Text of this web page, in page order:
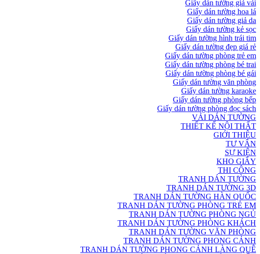
Giấy dán tường giả vải
Giấy dán tường hoa lá
Giấy dán tường giả da
Giấy dán tường kẻ sọc
Giấy dán tường hình trái tim
Giấy dán tường đẹp giá rẻ
Giấy dán tường phòng trẻ em
Giấy dán tường phòng bé trai
Giấy dán tường phòng bé gái
Giấy dán tường văn phòng
Giấy dán tường karaoke
Giấy dán tường phòng bếp
Giấy dán tường phòng đọc sách
VẢI DÁN TƯỜNG
THIẾT KẾ NỘI THẤT
GIỚI THIỆU
TƯ VẤN
SỰ KIỆN
KHO GIẤY
THI CÔNG
TRANH DÁN TƯỜNG
TRANH DÁN TƯỜNG 3D
TRANH DÁN TƯỜNG HÀN QUỐC
TRANH DÁN TƯỜNG PHÒNG TRẺ EM
TRANH DÁN TƯỜNG PHÒNG NGỦ
TRANH DÁN TƯỜNG PHÒNG KHÁCH
TRANH DÁN TƯỜNG VĂN PHÒNG
TRANH DÁN TƯỜNG PHONG CẢNH
TRANH DÁN TƯỜNG PHONG CẢNH LÀNG QUÊ